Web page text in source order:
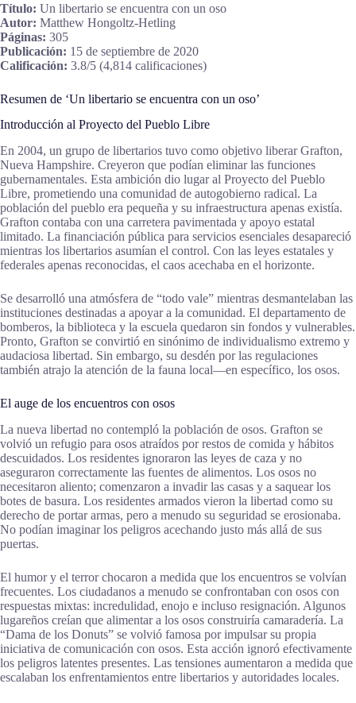
Título: Un libertario se encuentra con un oso
Autor: Matthew Hongoltz-Hetling
Páginas: 305
Publicación: 15 de septiembre de 2020
Calificación: 3.8/5 (4,814 calificaciones)
Resumen de ‘Un libertario se encuentra con un oso’
Introducción al Proyecto del Pueblo Libre
En 2004, un grupo de libertarios tuvo como objetivo liberar Grafton,
Nueva Hampshire. Creyeron que podían eliminar las funciones
gubernamentales. Esta ambición dio lugar al Proyecto del Pueblo
Libre, prometiendo una comunidad de autogobierno radical. La
población del pueblo era pequeña y su infraestructura apenas existía.
Grafton contaba con una carretera pavimentada y apoyo estatal
limitado. La financiación pública para servicios esenciales desapareció
mientras los libertarios asumían el control. Con las leyes estatales y
federales apenas reconocidas, el caos acechaba en el horizonte.
Se desarrolló una atmósfera de “todo vale” mientras desmantelaban las
instituciones destinadas a apoyar a la comunidad. El departamento de
bomberos, la biblioteca y la escuela quedaron sin fondos y vulnerables.
Pronto, Grafton se convirtió en sinónimo de individualismo extremo y
audaciosa libertad. Sin embargo, su desdén por las regulaciones
también atrajo la atención de la fauna local—en específico, los osos.
El auge de los encuentros con osos
La nueva libertad no contempló la población de osos. Grafton se
volvió un refugio para osos atraídos por restos de comida y hábitos
descuidados. Los residentes ignoraron las leyes de caza y no
aseguraron correctamente las fuentes de alimentos. Los osos no
necesitaron aliento; comenzaron a invadir las casas y a saquear los
botes de basura. Los residentes armados vieron la libertad como su
derecho de portar armas, pero a menudo su seguridad se erosionaba.
No podían imaginar los peligros acechando justo más allá de sus
puertas.
El humor y el terror chocaron a medida que los encuentros se volvían
frecuentes. Los ciudadanos a menudo se confrontaban con osos con
respuestas mixtas: incredulidad, enojo e incluso resignación. Algunos
lugareños creían que alimentar a los osos construiría camaradería. La
“Dama de los Donuts” se volvió famosa por impulsar su propia
iniciativa de comunicación con osos. Esta acción ignoró efectivamente
los peligros latentes presentes. Las tensiones aumentaron a medida que
escalaban los enfrentamientos entre libertarios y autoridades locales.